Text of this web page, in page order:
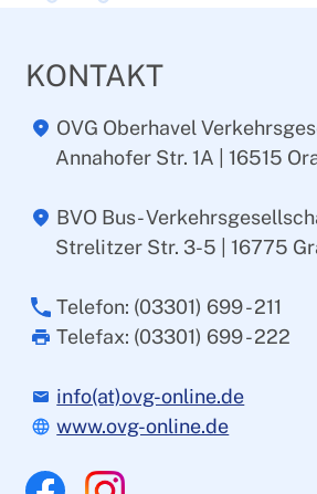
KONTAKT
OVG Oberhavel
Annahofer Str. 1A | 16515
BVO Bus-
Strelitzer Str. 3-5 | 16775
Telefon: (03301) 699 - 211
Telefax: (03301) 699 - 222
info(at)ovg-online.de
www.ovg-online.de
FacebookInstagram